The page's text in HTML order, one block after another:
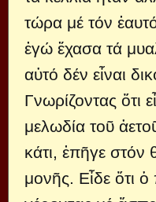
τώρα μέ τόν
ἐγώ ἔχασα τά
αὐτό δέν εἶναι
Γνωρίζοντας ὅτι
μελωδία τοῦ
κάτι, ἐπῆγε
μονῆς. Εἶδε ὅτι